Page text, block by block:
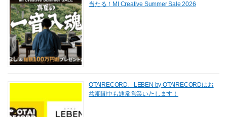
当たる！MI Creative Summer Sale 2026
OTAIRECORD、LEBEN by OTAIRECORDはお
盆期間中も通常営業いたします！